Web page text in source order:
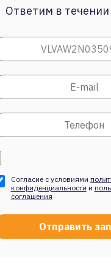
Ответим в
Согласие с условиями
конфиденциальности и
соглашения